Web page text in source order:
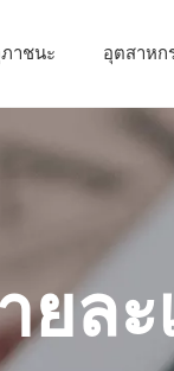
าชนะ อุตสาหก
ยล